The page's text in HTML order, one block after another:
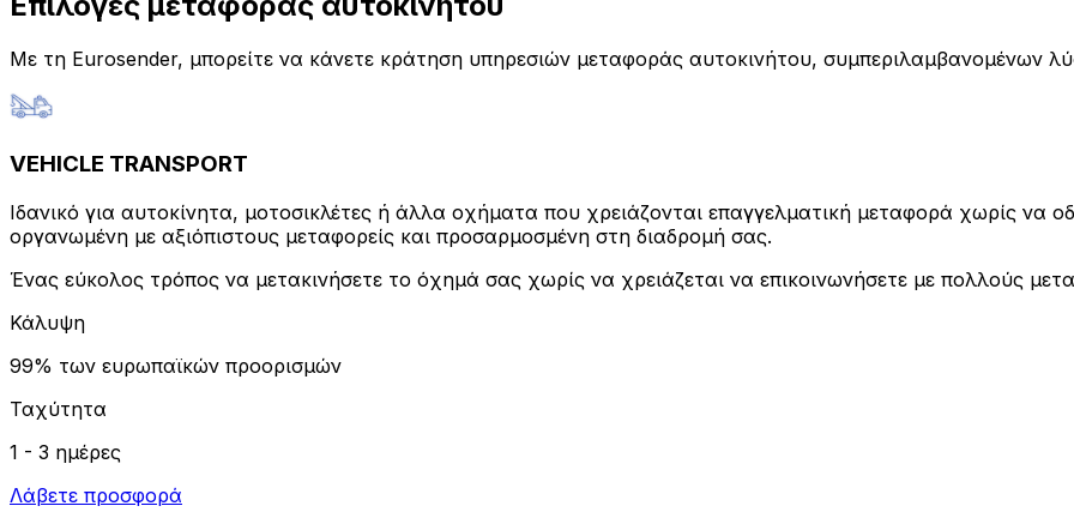
Με τη Eurosender, μπορείτε να κάνετε κράτηση υπηρεσιών μεταφοράς αυτοκινήτου, συμπεριλαμβανομένων
VEHICLE TRANSPORT
Ιδανικό για αυτοκίνητα, μοτοσικλέτες ή άλλα οχήματα που χρειάζονται επαγγελματική μεταφορά χωρίς
οργανωμένη με αξιόπιστους μεταφορείς και προσαρμοσμένη στη διαδρομή σας.
Ένας εύκολος τρόπος να μετακινήσετε το όχημά σας χωρίς να χρειάζεται να επικοινωνήσετε με πολλούς
Κάλυψη
99% των ευρωπαϊκών προορισμών
Ταχύτητα
1 - 3 ημέρες
Λάβετε προσφορά